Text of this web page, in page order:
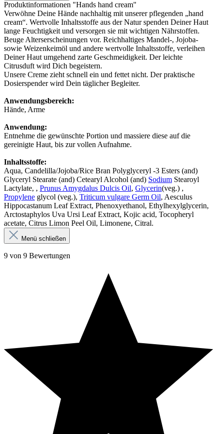
Produktinformationen "Hands hand cream"
Verwöhne Deine Hände nachhaltig mit unserer pflegenden „hand
cream“. Wertvolle Inhaltsstoffe aus der Natur spenden Deiner Haut
lange Feuchtigkeit und versorgen sie mit wichtigen Nährstoffen.
Beuge Alterserscheinungen vor. Reichhaltiges Mandel-, Jojoba-
sowie Weizenkeimöl und andere wertvolle Inhaltsstoffe, verleihen
Deiner Haut umgehend zarte Geschmeidigkeit. Der leichte
Citrusduft wird Dich begeistern.
Unsere Creme zieht schnell ein und fettet nicht. Der praktische
Dosierspender wird Dein täglicher Begleiter.
Anwendungsbereich:
Hände, Arme
Anwendung:
Entnehme die gewünschte Portion und massiere diese auf die
gereinigte Haut, bis zur vollen Aufnahme.
Inhaltsstoffe:
Aqua, Candelilla/Jojoba/Rice Bran Polyglyceryl -3 Esters (and)
Glyceryl Stearate (and) Cetearyl Alcohol (and) Sodium Stearoyl
Lactylate, , Prunus Amygdalus Dulcis Oil, Glycerin(veg.) ,
Propylene glycol (veg.), Triticum vulgare Germ Oil, Aesculus
Hippocastanum Leaf Extract, Phenoxyethanol, Ethylhexylglycerin,
Arctostaphylos Uva Ursi Leaf Extract, Kojic acid, Tocopheryl
acetate, Citrus Limon Peel Oil, Limonene, Citral.
Menü schließen
9 von 9 Bewertungen